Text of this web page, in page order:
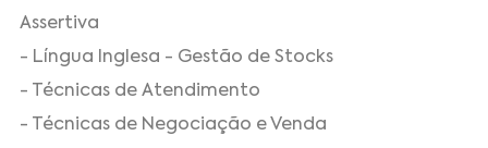
Assertiva
- Língua Inglesa - Gestão de Stocks
- Técnicas de Atendimento
- Técnicas de Negociação e Venda